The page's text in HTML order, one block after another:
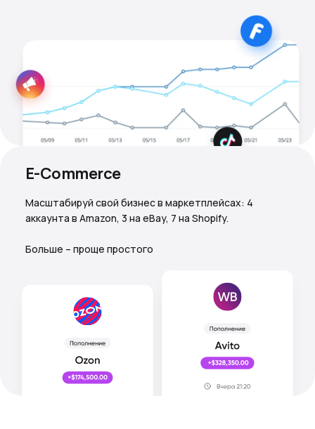
E-Commerce
Масштабируй свой бизнес в маркетплейсах: 4
аккаунта в Amazon, 3 на eBay, 7 на Shopify.
Больше – проще простого